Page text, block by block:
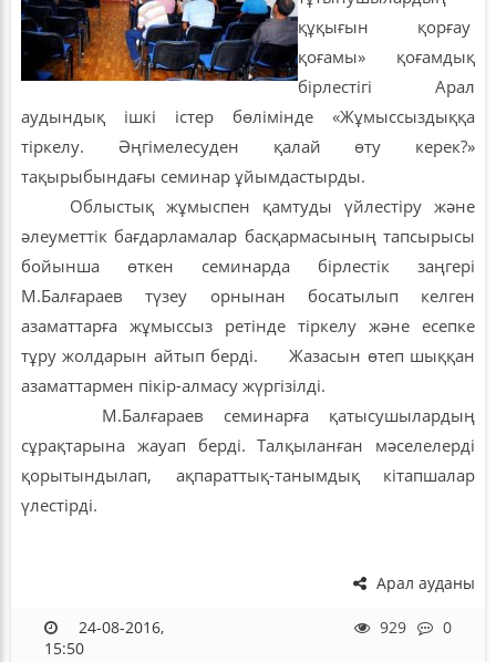
құқығын қорғау
қоғамы» қоғамдық
бірлестігі Арал
аудындық ішкі істер бөлімінде «Жұмыссыздыққа
тіркелу. Әңгімелесуден қалай өту керек?»
тақырыбындағы семинар ұйымдастырды.
Облыстық жұмыспен қамтуды үйлестіру және
әлеуметтік бағдарламалар басқармасының тапсырысы
бойынша өткен семинарда бірлестік заңгері
М.Балғараев түзеу орнынан босатылып келген
азаматтарға жұмыссыз ретінде тіркелу және есепке
тұру жолдарын айтып берді. Жазасын өтеп шыққан
азаматтармен пікір-алмасу жүргізілді.
М.Балғараев семинарға қатысушылардың
сұрақтарына жауап берді. Талқыланған мәселелерді
қорытындылап, ақпараттық-танымдық кітапшалар
үлестірді.
Арал ауданы
929 0
24-08-2016,
15:50